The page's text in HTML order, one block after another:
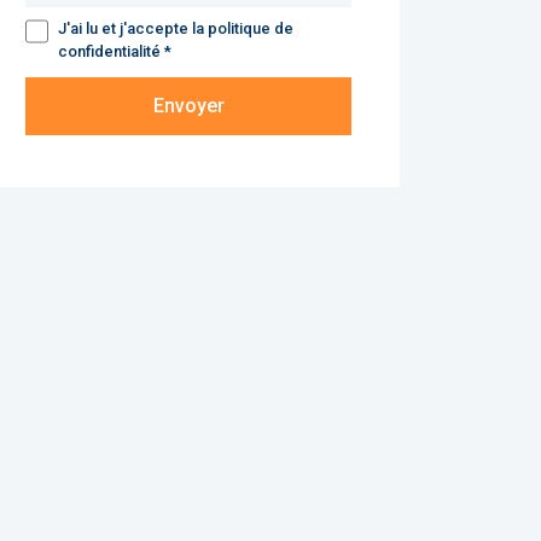
J'ai lu et j'accepte la politique de
confidentialité *
Envoyer